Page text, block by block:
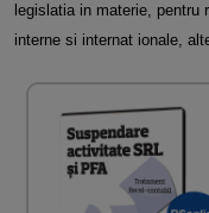
legislatia in materie, pentru
interne si internat ionale,